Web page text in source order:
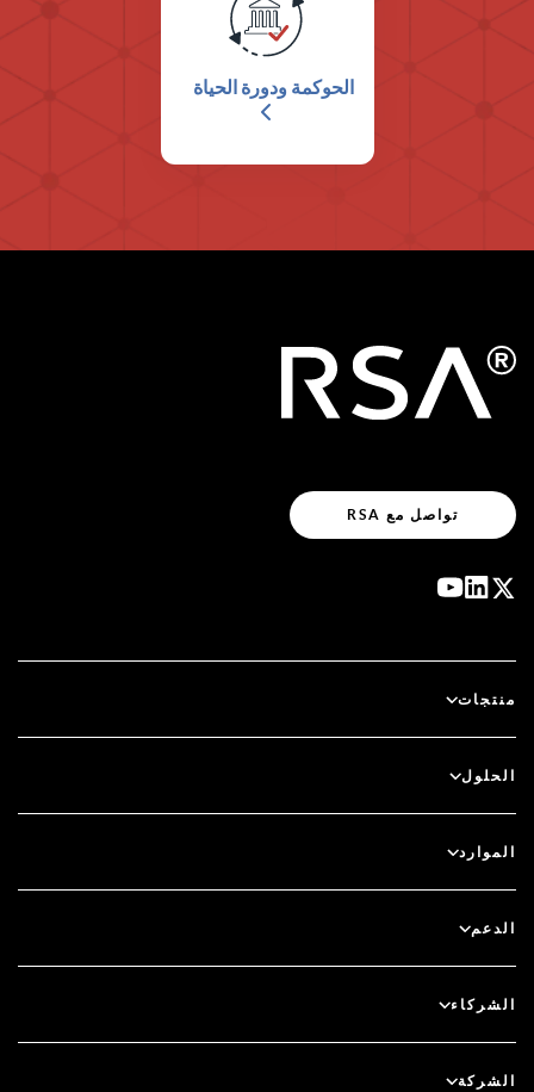
الحوكمة ودورة الحياة
تواصل مع RSA
منتجات
سكيور آي دي (SecurID)
الحلول
المصادقة متعددة العوامل
الخدمات المالية
الموارد
المدونة
الدعم
دعم العملاء
الشركاء
الشركة